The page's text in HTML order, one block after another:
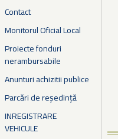
Contact
Monitorul Oficial Local
Proiecte fonduri
nerambursabile
Anunturi achizitii publice
Parcări de reședință
INREGISTRARE
VEHICULE